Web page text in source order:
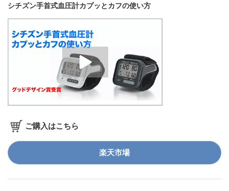
シチズン手首式血圧計カプッとカフの使い方
ご購入はこちら
楽天市場